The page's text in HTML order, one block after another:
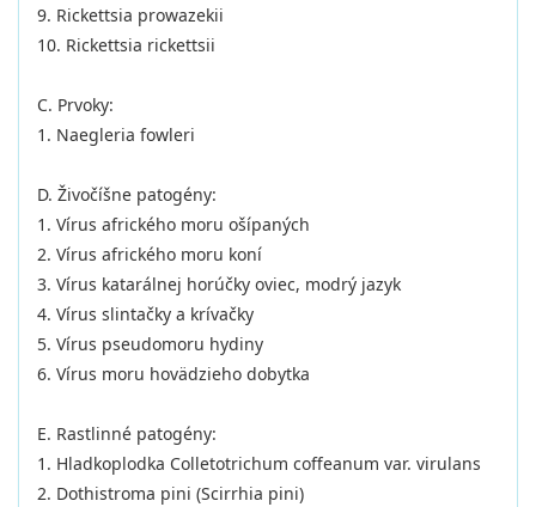
9. Rickettsia prowazekii
10. Rickettsia rickettsii
C. Prvoky:
1. Naegleria fowleri
D. Živočíšne patogény:
1. Vírus afrického moru ošípaných
2. Vírus afrického moru koní
3. Vírus katarálnej horúčky oviec, modrý jazyk
4. Vírus slintačky a krívačky
5. Vírus pseudomoru hydiny
6. Vírus moru hovädzieho dobytka
E. Rastlinné patogény:
1. Hladkoplodka Colletotrichum coffeanum var. virulans
2. Dothistroma pini (Scirrhia pini)